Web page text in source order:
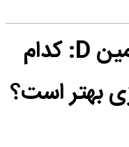
منیزیم در مقابل ویتامین D: کدام
بهتر است؟